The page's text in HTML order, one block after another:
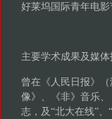
好莱坞国际青年电影
主要学术成果及媒体
曾在《人民日报》
像》、《非》音乐
志，及“北大在线”、